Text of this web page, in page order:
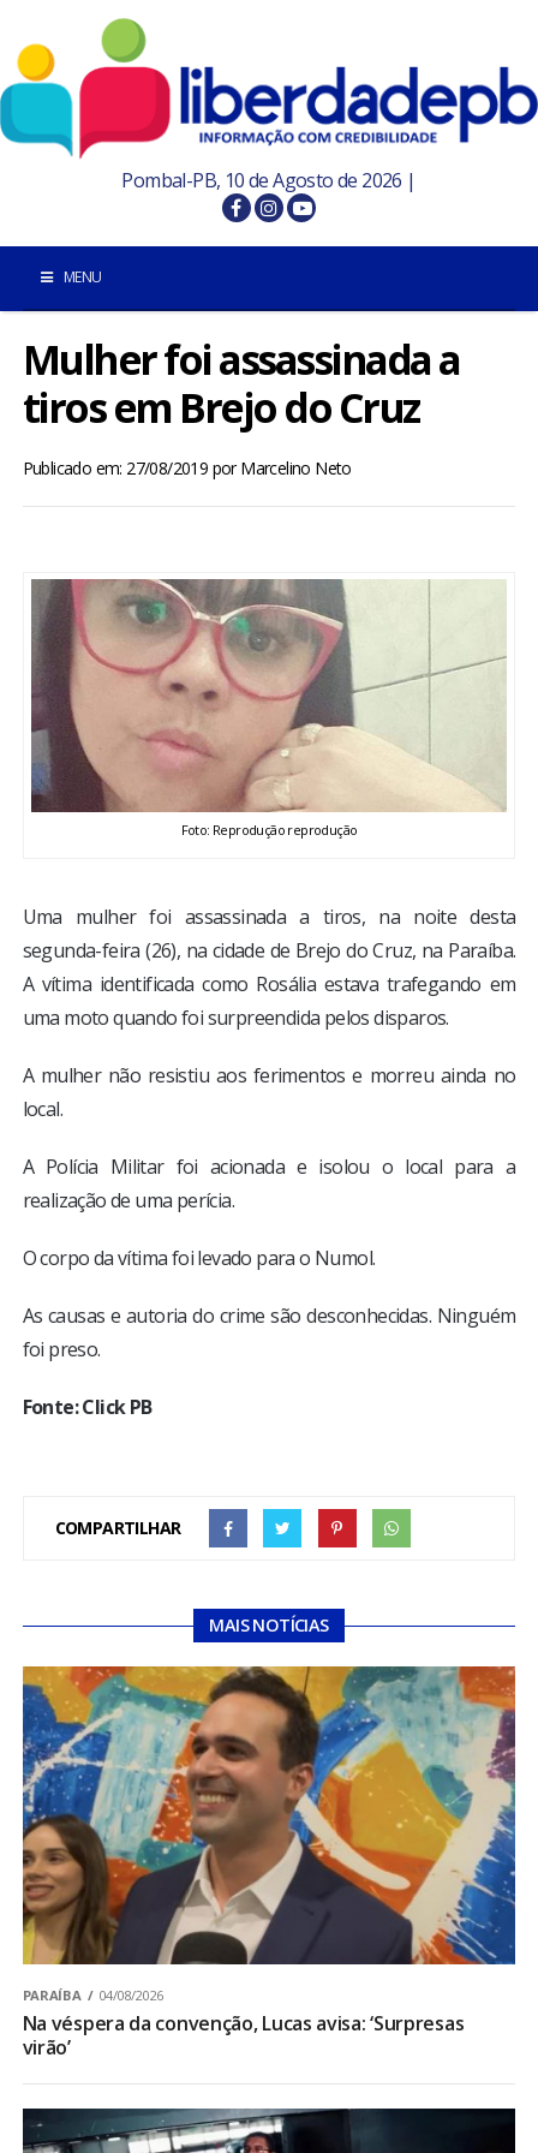
Pombal-PB, 10 de Agosto de 2026 |
MENU
INÍCIO
POMBAL E REGIÃO
PARAÍBA
ENTRETENIMENTO
FOTOS
COLUNISTAS
Mulher foi assassinada a
tiros em Brejo do Cruz
Publicado em: 27/08/2019 porMarcelino Neto
Foto: Reprodução reprodução
Uma mulher foi assassinada a tiros, na noite desta
segunda-feira (26), na cidade de Brejo do Cruz, na Paraíba.
A vítima identificada como Rosália estava trafegando em
uma moto quando foi surpreendida pelos disparos.
A mulher não resistiu aos ferimentos e morreu ainda no
local.
A Polícia Militar foi acionada e isolou o local para a
realização de uma perícia.
O corpo da vítima foi levado para o Numol.
As causas e autoria do crime são desconhecidas. Ninguém
foi preso.
Fonte: Click PB
COMPARTILHAR
MAIS NOTÍCIAS
PARAÍBA 04/08/2026
Na véspera da convenção, Lucas avisa: ‘Surpresas
virão’